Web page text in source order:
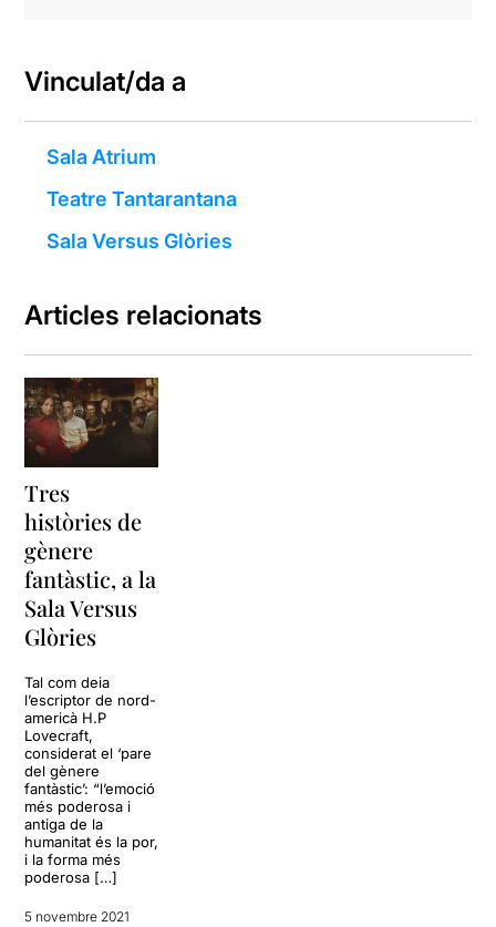
Vinculat/da a
Sala Atrium
Teatre Tantarantana
Sala Versus Glòries
Articles relacionats
Tres
històries de
gènere
fantàstic, a la
Sala Versus
Glòries
Tal com deia
l’escriptor de nord-
americà H.P
Lovecraft,
considerat el ‘pare
del gènere
fantàstic’: “l’emoció
més poderosa i
antiga de la
humanitat és la por,
i la forma més
poderosa […]
5 novembre 2021